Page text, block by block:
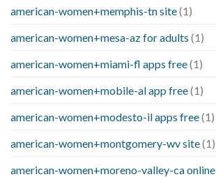
american-women+memphis-tn site(1)
american-women+mesa-az for adults (1)
american-women+miami-fl apps free(1)
american-women+mobile-al app free(1)
american-women+modesto-il apps free(1)
american-women+montgomery-wv site(1)
american-women+moreno-valley-ca online